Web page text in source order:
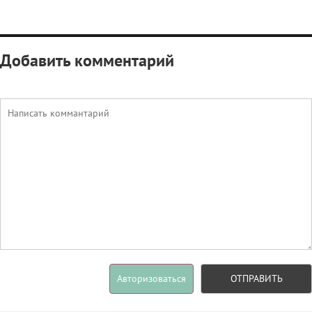
Добавить комментарий
Авторизоваться ОТПРАВИТЬ